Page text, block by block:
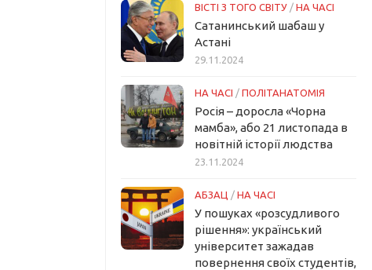
ВІСТІ З ТОГО СВІТУ / НА ЧАСІ
Сатанинський шабаш у
Астані
29.11.2024
НА ЧАСІ / ПОЛІТАНАТОМІЯ
Росія – доросла «Чорна
мамба», або 21 листопада в
новітній історії людства
23.11.2024
АБЗАЦ / НА ЧАСІ
У пошуках «розсудливого
рішення»: український
університет зажадав
повернення своїх студентів,